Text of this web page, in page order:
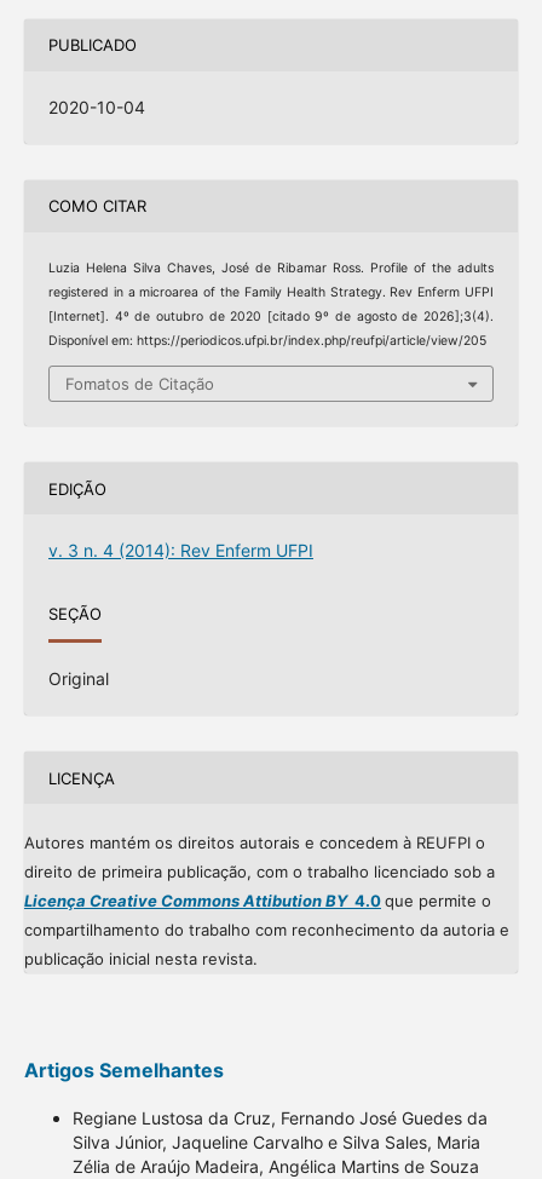
PUBLICADO
2020-10-04
COMO CITAR
Luzia Helena Silva Chaves, José de Ribamar Ross. Profile of the adults
registered in a microarea of the Family Health Strategy. Rev Enferm UFPI
[Internet]. 4º de outubro de 2020 [citado 9º de agosto de 2026];3(4).
Disponível em: https://periodicos.ufpi.br/index.php/reufpi/article/view/205
Fomatos de Citação
EDIÇÃO
v. 3 n. 4 (2014): Rev Enferm UFPI
SEÇÃO
Original
LICENÇA
Autores mantém os direitos autorais e concedem à REUFPI o
direito de primeira publicação, com o trabalho licenciado sob a
Licença Creative Commons Attibution BY4.0que permite o
compartilhamento do trabalho com reconhecimento da autoria e
publicação inicial nesta revista.
Artigos Semelhantes
Regiane Lustosa da Cruz, Fernando José Guedes da
Silva Júnior, Jaqueline Carvalho e Silva Sales, Maria
Zélia de Araújo Madeira, Angélica Martins de Souza